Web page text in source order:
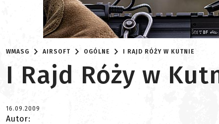
WMASG AIRSOFT OGÓLNE I RAJD RÓŻY W KUTNIE
I Rajd Róży w
16.09.2009
Autor: